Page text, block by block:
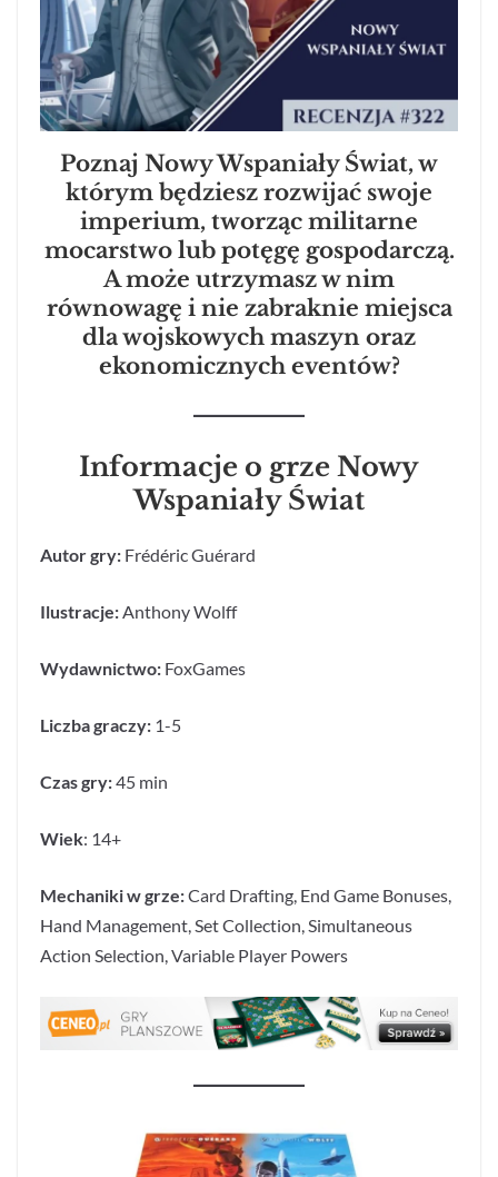
Poznaj Nowy Wspaniały Świat, w
którym będziesz rozwijać swoje
imperium, tworząc militarne
mocarstwo lub potęgę gospodarczą.
A może utrzymasz w nim
równowagę i nie zabraknie miejsca
dla wojskowych maszyn oraz
ekonomicznych eventów?
Informacje o grze Nowy
Wspaniały Świat
Autor gry: Frédéric Guérard
Ilustracje: Anthony Wolff
Wydawnictwo: FoxGames
Liczba graczy: 1-5
Czas gry:45 min
Wiek: 14+
Mechaniki w grze:Card Drafting, End Game Bonuses,
Hand Management, Set Collection, Simultaneous
Action Selection, Variable Player Powers